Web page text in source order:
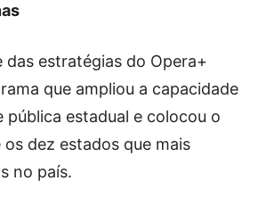
das estratégias do Opera+
que ampliou a capacidade
pública estadual e colocou o
dez estados que mais
no país.